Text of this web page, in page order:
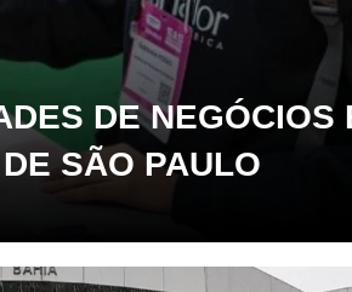
DE NEGÓCIOS
SÃO PAULO